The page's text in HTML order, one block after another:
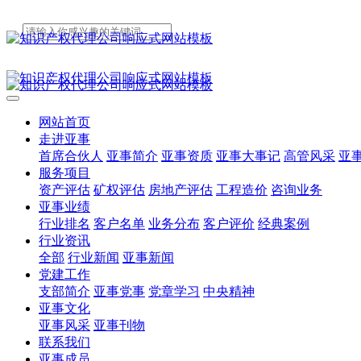
网站首页
走进亚事
首席合伙人 亚事简介 亚事资质 亚事大事记 高管风采 亚
服务项目
资产评估 矿权评估 房地产评估 工程造价 咨询业务
亚事业绩
行业排名 客户名单 业务分布 客户评价 经典案例
行业资讯
全部 行业新闻 亚事新闻
党建工作
支部简介 亚事党事 党章学习 中央精神
亚事文化
亚事风采 亚事刊物
联系我们